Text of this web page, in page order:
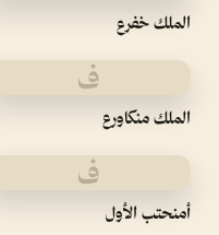
الملك خفرع
ف
الملك منكاورع
ف
أمنحتب الأول